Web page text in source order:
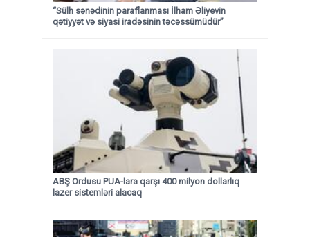
“Sülh sənədinin paraflanması İlham Əliyevin
qətiyyət və siyasi iradəsinin təcəssümüdür”
ABŞ Ordusu PUA-lara qarşı 400 milyon dollarlıq
lazer sistemləri alacaq